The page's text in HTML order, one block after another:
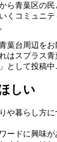
ら青葉区の
くコミュニ
葉台周辺を
はスプラス青
として投稿中
しい
や暮らし方
ードに興味